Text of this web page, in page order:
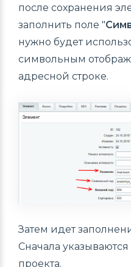
после сохранения
заполнить поле "
нужно будет
символьным
адресной строке.
Затем идет
Сначала
проекта.